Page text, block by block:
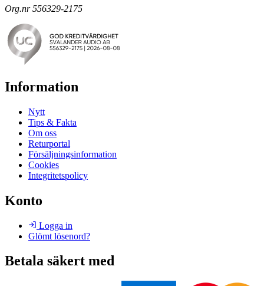
Org.nr 556329-2175
Information
Nytt
Tips & Fakta
Om oss
Returportal
Försäljningsinformation
Cookies
Integritetspolicy
Konto
Logga in
Glömt lösenord?
Betala säkert med